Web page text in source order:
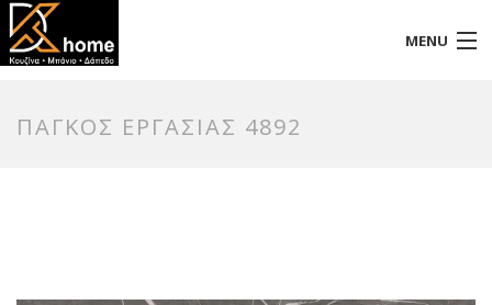
MENU
ΠΑΓΚΟΣ ΕΡΓΑΣΙΑΣ 4892